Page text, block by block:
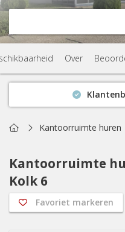
Over
Actuele
HomeKantoorruimte huren
Kantoorruimte
Kolk 6
Favoriet markeren